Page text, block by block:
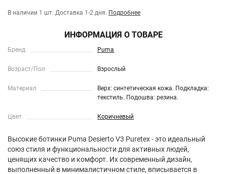
В наличии 1 шт. Доставка 1-2 дня. Подробнее
ИНФОРМАЦИЯ О ТОВАРЕ
Бренд Puma
Возраст/Пол Взрослый
Материал
Верх: синтетическая кожа. Подкладка:
текстиль. Подошва: резина.
Цвет Коричневый
Высокие ботинки Puma Desierto V3 Puretex - это идеальный
союз стиля и функциональности для активных людей,
ценящих качество и комфорт. Их современный дизайн,
выполненный в минималистичном стиле, вписывается в